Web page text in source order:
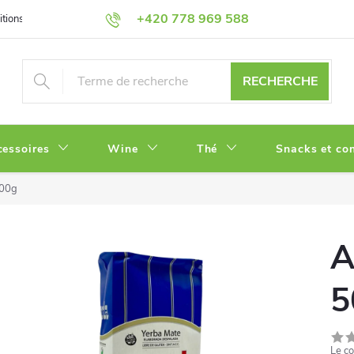
+420 778 969 588
Politique de Confidentialité
RECHERCHE
Wine Thé Snacks et
Le